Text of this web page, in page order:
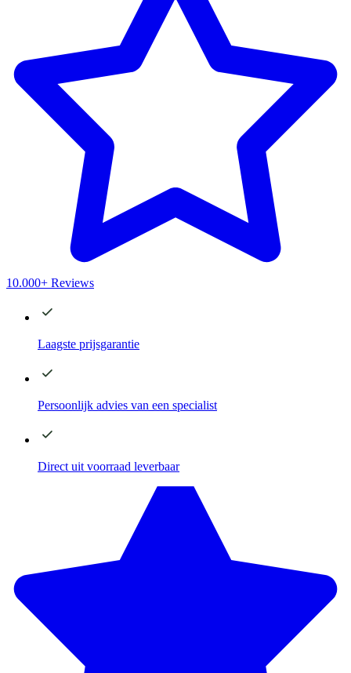
10.000+ Reviews
Laagste prijsgarantie
Persoonlijk advies van een specialist
Direct uit voorraad leverbaar